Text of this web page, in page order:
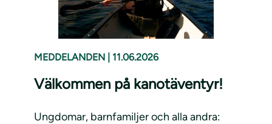
MEDDELANDEN 11.06.2026
Välkommen på kanotäventyr!
Ungdomar, barnfamiljer och alla andra: